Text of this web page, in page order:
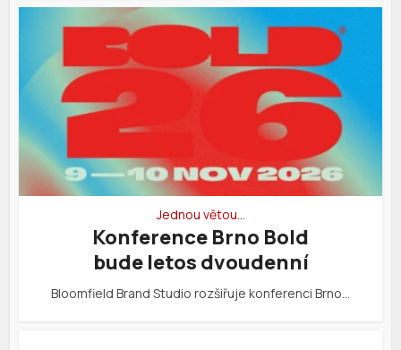
Jednou větou…
Konference Brno Bold
bude letos dvoudenní
Bloomfield Brand Studio rozšiřuje konferenci Brno…